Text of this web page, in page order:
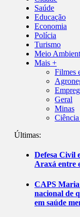
Saúde
Educação
Economia
Polícia
Turismo
Meio
Mais +
Filmes
Geral
Minas
Últimas:
Defesa Civil
Araxá entre
CAPS Maria
nacional de
em saúde